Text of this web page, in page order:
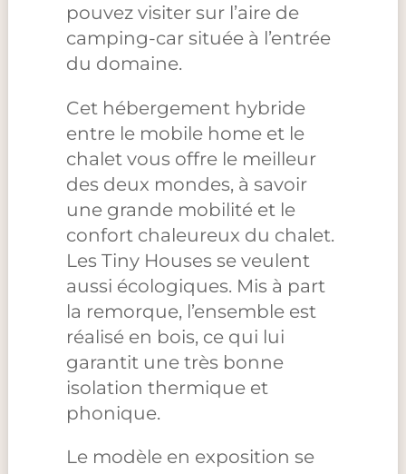
pouvez visiter sur l’aire de
camping-car située à l’entrée
du domaine.
Cet hébergement hybride
entre le mobile home et le
chalet vous offre le meilleur
des deux mondes, à savoir
une grande mobilité et le
confort chaleureux du chalet.
Les Tiny Houses se veulent
aussi écologiques. Mis à part
la remorque, l’ensemble est
réalisé en bois, ce qui lui
garantit une très bonne
isolation thermique et
phonique.
Le modèle en exposition se